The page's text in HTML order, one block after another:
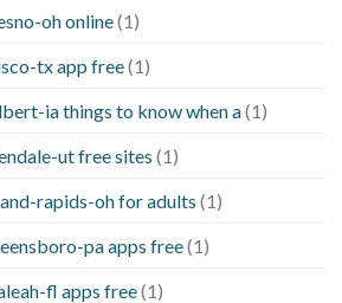
oh online(1)
tx app free(1)
ia things to know when a(1)
ut free sites (1)
rapids-oh for adults (1)
pa apps free(1)
fl apps free(1)